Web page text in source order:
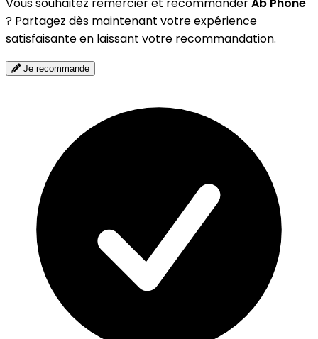
? Partagez dès maintenant votre expérience
satisfaisante en laissant votre recommandation.
Je recommande